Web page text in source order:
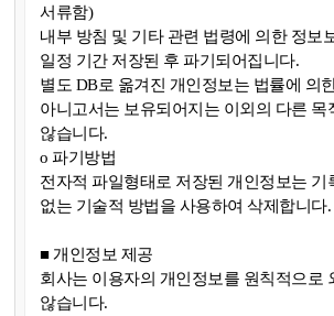
서류함)
내부 방침 및 기타 관련 법령에 의한 정보
일정 기간 저장된 후 파기되어집니다.
별도 DB로 옮겨진 개인정보는 법률에 의
아니고서는 보유되어지는 이외의 다른 목
않습니다.
ο 파기방법
전자적 파일형태로 저장된 개인정보는 기
없는 기술적 방법을 사용하여 삭제합니다.
■ 개인정보 제공
회사는 이용자의 개인정보를 원칙적으로
않습니다.